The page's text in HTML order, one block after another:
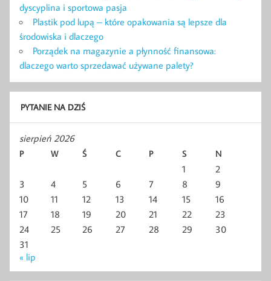
dyscyplina i sportowa pasja
Plastik pod lupą – które opakowania są lepsze dla
środowiska i dlaczego
Porządek na magazynie a płynność finansowa:
dlaczego warto sprzedawać używane palety?
PYTANIE NA DZIŚ
sierpień 2026
P W Ś C P S N
1
2
3
4 5 6 7 8
9
10
11 12 13 14 15
16
17
18 19 20 21 22
23
24
25 26 27 28 29
30
31
« lip